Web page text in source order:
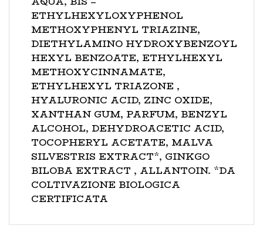
ETHYLHEXYLOXYPHENOL
METHOXYPHENYL TRIAZINE,
DIETHYLAMINO HYDROXYBENZOYL
HEXYL BENZOATE, ETHYLHEXYL
METHOXYCINNAMATE,
ETHYLHEXYL TRIAZONE ,
HYALURONIC ACID, ZINC OXIDE,
XANTHAN GUM, PARFUM, BENZYL
ALCOHOL, DEHYDROACETIC ACID,
TOCOPHERYL ACETATE, MALVA
SILVESTRIS EXTRACT*, GINKGO
BILOBA EXTRACT , ALLANTOIN. *DA
COLTIVAZIONE BIOLOGICA
CERTIFICATA